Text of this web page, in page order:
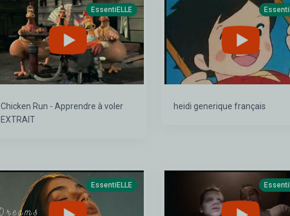
EssentiELLE
Chicken Run - Apprendre à voler
EXTRAIT
heidi generique français
EssentiELLE